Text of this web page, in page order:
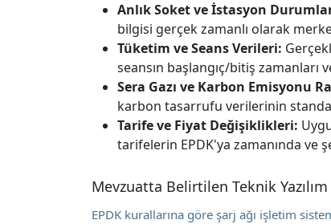
Anlık Soket ve İstasyon
bilgisi gerçek zamanlı olarak
Tüketim ve Seans Verileri:
seansın başlangıç/bitiş zamanları
Sera Gazı ve Karbon Emisyonu
karbon tasarrufu verilerinin
Tarife ve Fiyat Değişiklikleri:
tarifelerin EPDK'ya zamanında ve
Mevzuatta Belirtilen Teknik
EPDK kurallarına göre şarj ağı işletim